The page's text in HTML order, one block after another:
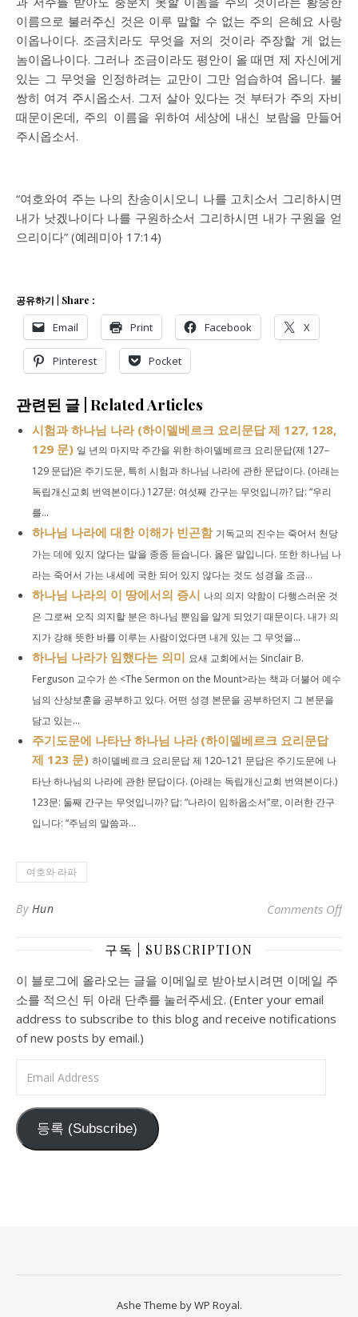
이름으로 불러주신 것은 이루 말할 수 없는 주의 은혜요 사랑
이옵나이다. 조금치라도 무엇을 저의 것이라 주장할 게 없는
놈이옵나이다. 그러나 조금이라도 평안이 올 때면 제 자신에게
있는 그 무엇을 인정하려는 교만이 그만 엄습하여 옵니다. 불
쌍히 여겨 주시옵소서. 그저 살아 있다는 것 부터가 주의 자비
때문이온데, 주의 이름을 위하여 세상에 내신 보람을 만들어
주시옵소서.
“여호와여 주는 나의 찬송이시오니 나를 고치소서 그리하시면
내가 낫겠나이다 나를 구원하소서 그리하시면 내가 구원을 얻
으리이다” (예레미아 17:14)
공유하기 | Share :
Email Print Facebook X
Pinterest Pocket
관련된 글 | Related Articles
시험과 하나님 나라 (하이델베르크 요리문답 제 127, 128,
129 문) 일 년의 마지막 주간을 위한 하이델베르크 요리문답(제 127–
129 문답)은 주기도문, 특히 시험과 하나님 나라에 관한 문답이다. (아래는
독립개신교회 번역본이다.) 127문: 여섯째 간구는 무엇입니까? 답: “우리
를...
하나님 나라에 대한 이해가 빈곤함 기독교의 진수는 죽어서 천당
가는 데에 있지 않다는 말을 종종 듣습니다. 옳은 말입니다. 또한 하나님 나
라는 죽어서 가는 내세에 국한 되어 있지 않다는 것도 성경을 조금...
하나님 나라의 이 땅에서의 증시 나의 의지 약함이 다행스러운 것
은 그로써 오직 의지할 분은 하나님 뿐임을 알게 되었기 때문이다. 내가 의
지가 강해 뜻한 바를 이루는 사람이었다면 내게 있는 그 무엇을...
하나님 나라가 임했다는 의미 요새 교회에서는 Sinclair B.
Ferguson 교수가 쓴 <The Sermon on the Mount>라는 책과 더불어 예수
님의 산상보훈을 공부하고 있다. 어떤 성경 본문을 공부하던지 그 본문을
담고 있는...
주기도문에 나타난 하나님 나라 (하이델베르크 요리문답
제 123 문) 하이델베르크 요리문답 제 120–121 문답은 주기도문에 나
타난 하나님의 나라에 관한 문답이다. (아래는 독립개신교회 번역본이다.)
123문: 둘째 간구는 무엇입니까? 답: “나라이 임하옵소서”로, 이러한 간구
입니다: “주님의 말씀과...
여호와 라파
By Hun Comments Offon
구독 | SUBSCRIPTION
이 블로그에 올라오는 글을 이메일로 받아보시려면 이메일 주
소를 적으신 뒤 아래 단추를 눌러주세요. (Enter your email
address to subscribe to this blog and receive notifications
of new posts by email.)
등록 (Subscribe)
Ashe Theme byWP Royal.